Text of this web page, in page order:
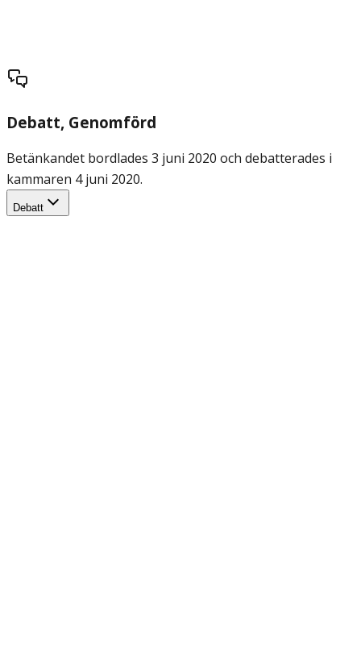
Debatt, Genomförd
Betänkandet bordlades 3 juni 2020 och debatterades i
kammaren 4 juni 2020.
Debatt